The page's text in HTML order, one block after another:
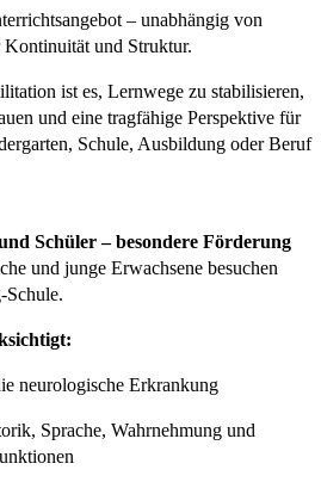
– unabhängig von
und Struktur.
ist es, Lernwege zu stabilisieren,
und eine tragfähige Perspektive für
Schule, Ausbildung oder Beruf
Schüler – besondere Förderung
und junge Erwachsene besuchen
neurologische Erkrankung
Sprache, Wahrnehmung und